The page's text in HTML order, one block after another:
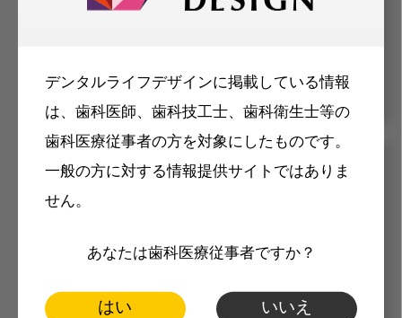
デンタルライフデザインに掲載している情報
は、歯科医師、歯科技工士、歯科衛生士等の
歯科医療従事者の方を対象にしたものです。
一般の方に対する情報提供サイトではありま
せん。
あなたは歯科医療従事者ですか？
はい いいえ
メリット